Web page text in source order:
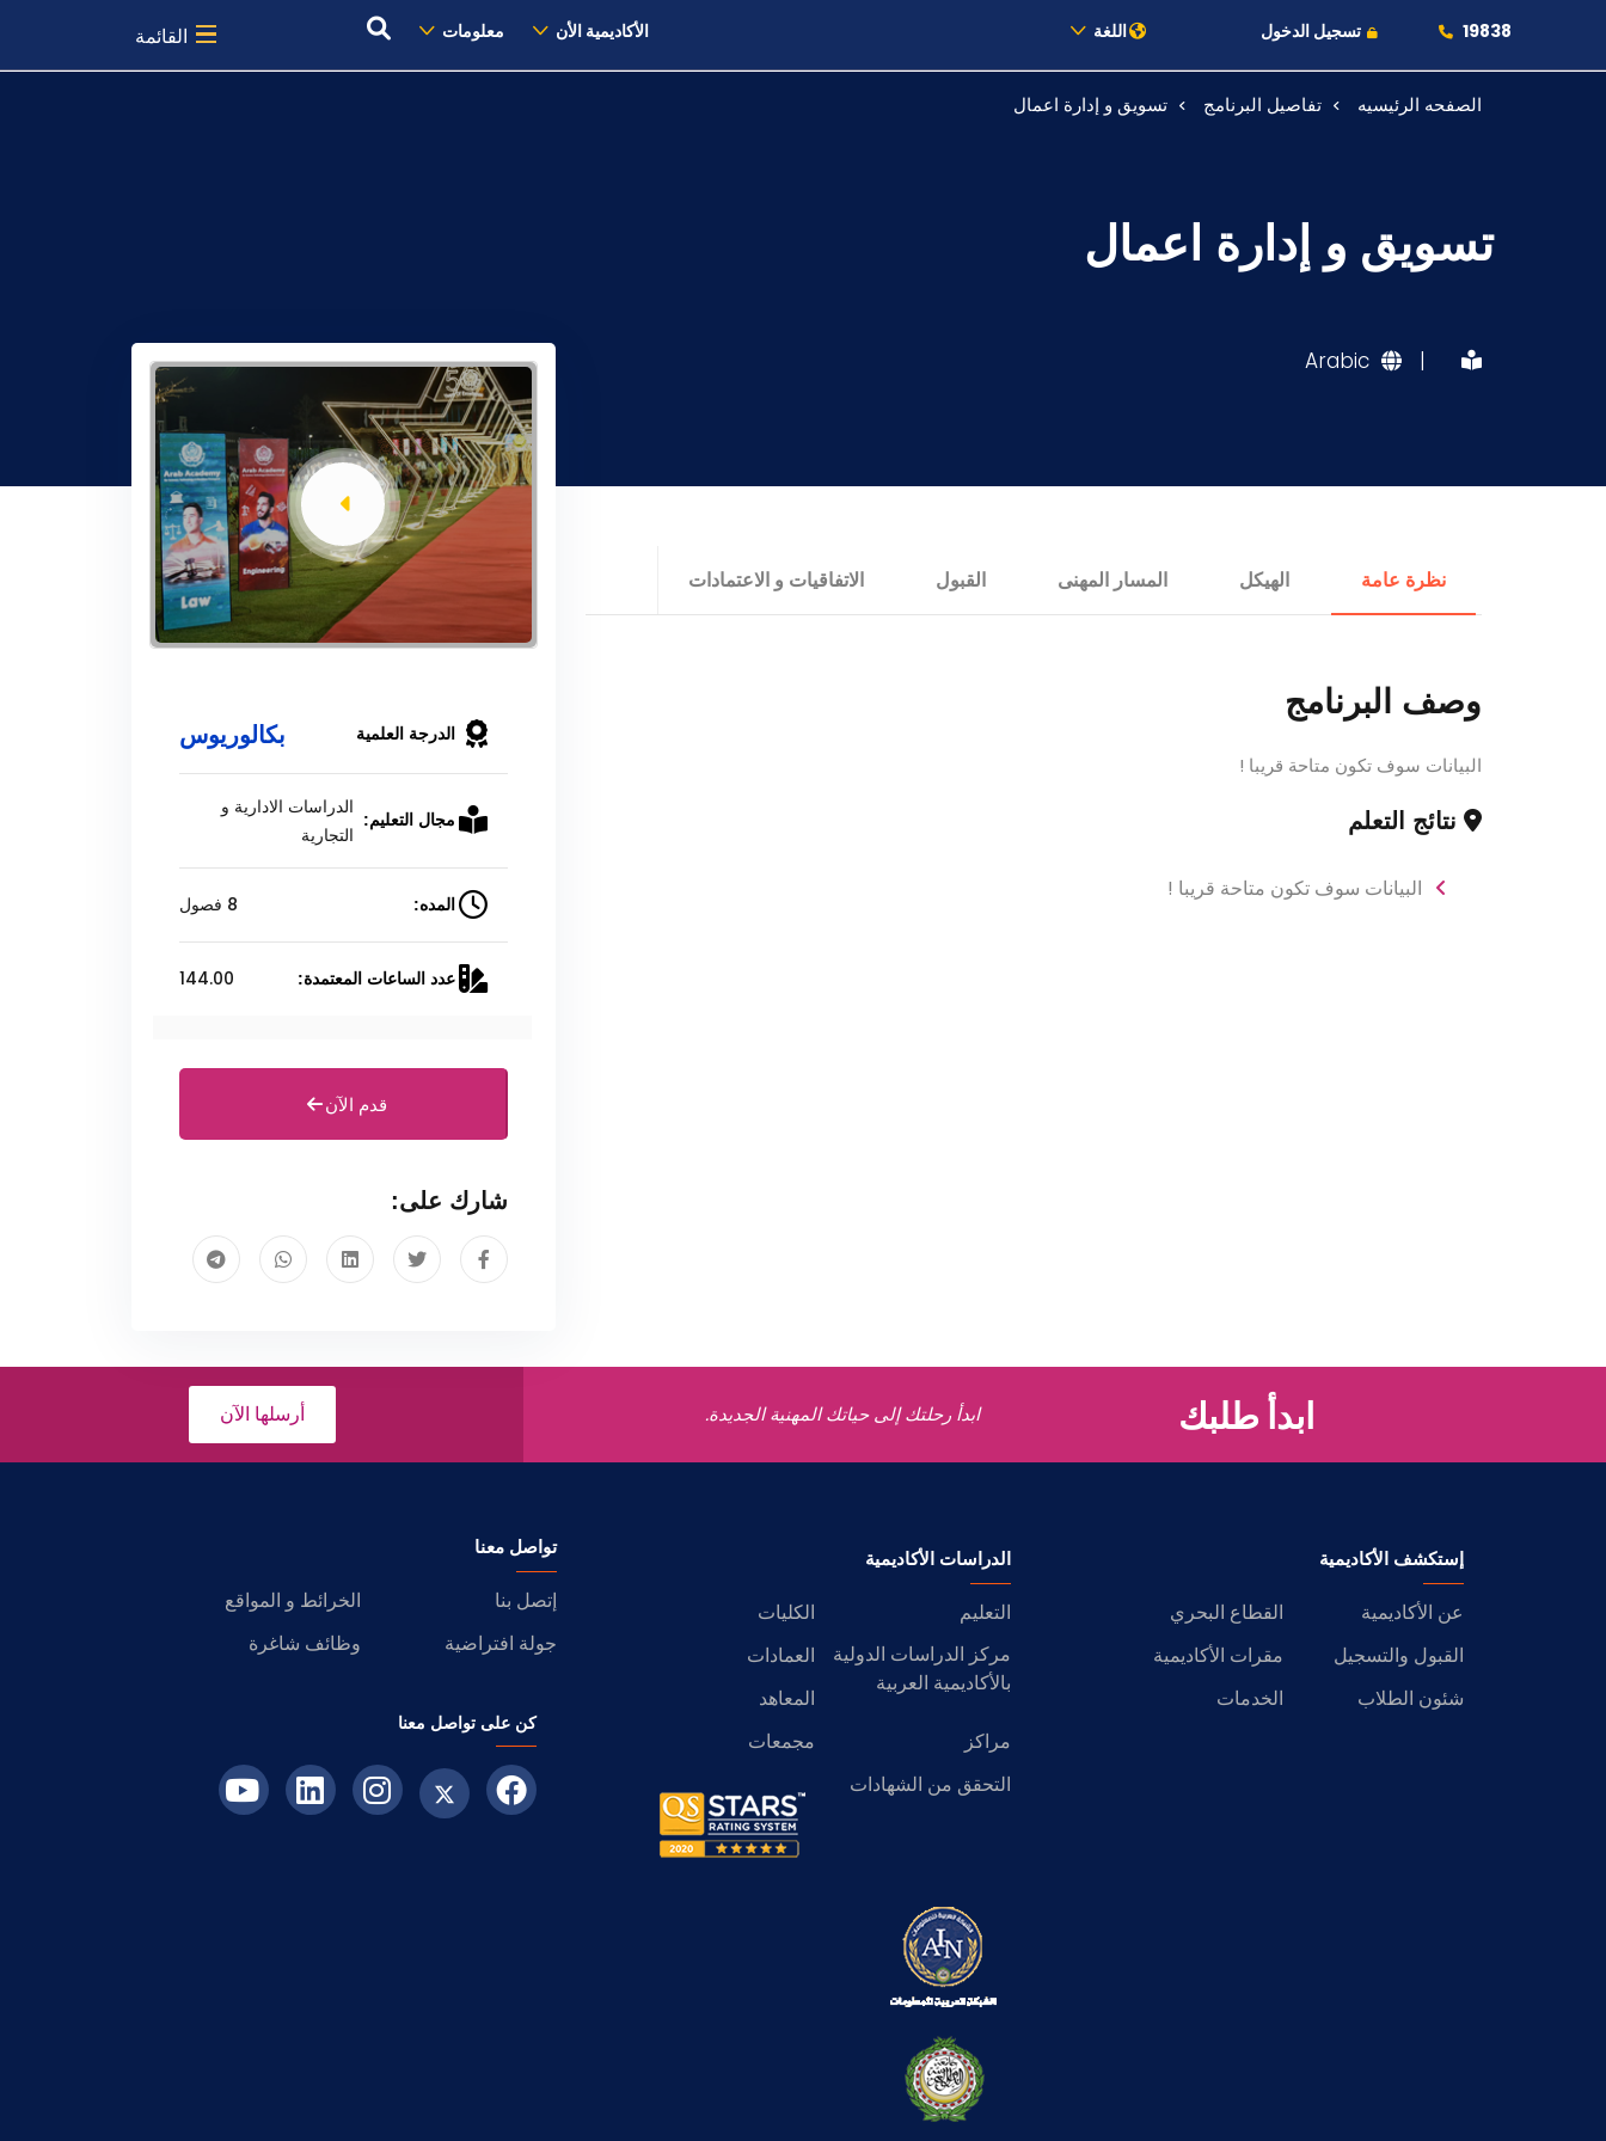
19838 تسجيل الدخول اللغة الأكاديمية الأن معلومات القائمة
القبول والتسجيل
الصفحه الرئيسيه تفاصيل البرنامج تسويق و إدارة اعمال
تسويق و إدارة اعمال
|
Arabic
نظرة عامة الهيكل المسار المهنى القبول الاتفاقيات و الاعتمادات
وصف البرنامج
البيانات سوف تكون متاحة قريبا !
نتائج التعلم
البيانات سوف تكون متاحة قريبا !
الدرجة العلمية بكالوريوس
مجال التعليم:
الدراسات الادارية و
التجارية
المده: 8 فصول
عدد الساعات المعتمدة: 144.00
قدم الآن
شارك على:
ابدأ طلبك ابدأ رحلتك إلى حياتك المهنية الجديدة. أرسلها الآن
إستكشف الأكاديمية
عن الأكاديمية
القطاع البحري
القبول والتسجيل
مقرات الأكاديمية
شئون الطلاب
الخدمات
الدراسات الأكاديمية
التعليم
الكليات
مركز الدراسات الدولية
بالأكاديمية العربية
العمادات
المعاهد
مراكز
مجمعات
التحقق من الشهادات
تواصل معنا
إتصل بنا
الخرائط و المواقع
جولة افتراضية
وظائف شاغرة
كن على تواصل معنا